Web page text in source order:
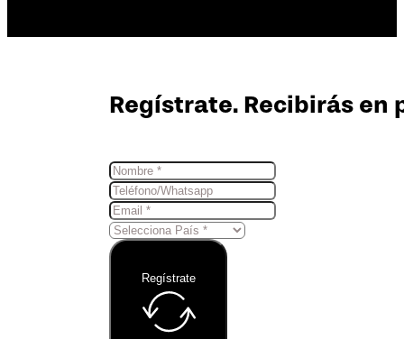
Regístrate. Recibirás en
Regístrate